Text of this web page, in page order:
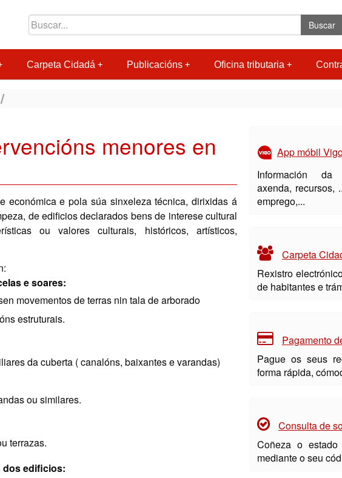
Buscar
Carpeta Cidadá Publicacións Oficina tributaria
menores en
económica e pola súa sinxeleza técnica, dirixidas á
de edificios declarados bens de interese cultural
ou valores culturais, históricos, artísticos,
e soares:
movementos de terras nin tala de arborado
estruturais.
da cuberta ( canalóns, baixantes e varandas)
ou similares.
terrazas.
dos edificios:
App móbil
Información da
axenda, recursos,
emprego,...
Carpeta
Rexistro
de habitantes e
Pagamento
Pague os seus
forma rápida,
Consulta de
Coñeza o
mediante o seu